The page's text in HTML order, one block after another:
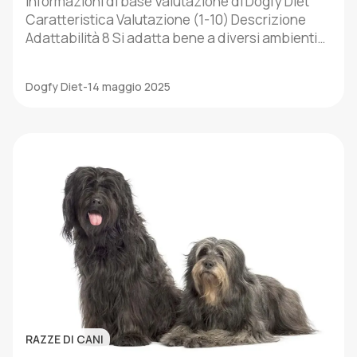
Caratteristica Valutazione (1-10) Descrizione
Adattabilità 8 Si adatta bene a diversi ambienti
quotidiana per mantenersi in equilibrio. Facilità di
Dogfy Diet-14 maggio 2025
RAZZE DI CANI